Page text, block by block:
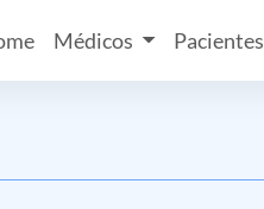
Médicos Pacientes